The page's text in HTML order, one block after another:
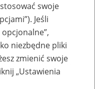
lub
pracy
swoje
Jeśli
niezbędne pliki
zmienić swoje
„Ustawienia